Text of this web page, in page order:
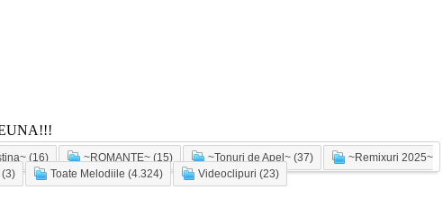
(16) ~ROMANTE~ (15) ~Tonuri de Apel~ (37)
~Remixuri 2025~
Toate Melodiile (4.324) Videoclipuri (23)